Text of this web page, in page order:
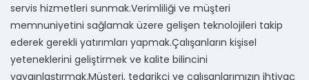
servis hizmetleri sunmak.Verimliliği ve müşteri
memnuniyetini sağlamak üzere gelişen teknolojileri takip
ederek gerekli yatırımları yapmak.Çalışanların kişisel
yeteneklerini geliştirmek ve kalite bilincini
yaygınlaştırmak.Müşteri, tedarikçi ve çalışanlarımızın ihtiyaç